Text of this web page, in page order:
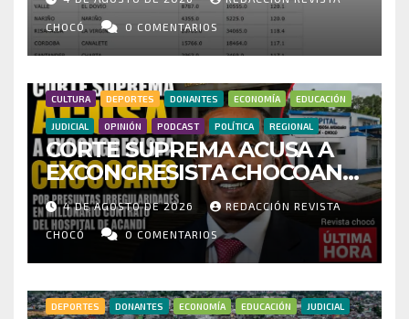
CENSO ELECTORAL Y PIDE
INVESTIGAR PRESUNTO
FRAUDE
CHOCÓ 0 COMENTARIOS
CULTURA DEPORTES DONANTES ECONOMÍA EDUCACIÓN
JUDICIAL OPINIÓN PODCAST POLÍTICA REGIONAL
CORTE SUPREMA ACUSA A
EXCONGRESISTA CHOCOANO
POR PRESUNTAS
IRREGULARIDADES EN
MILLONARIO CONTRATO DEL
HOSPITAL DE ACANDÍ
4 DE AGOSTO DE 2026 REDACCIÓN REVISTA
CHOCÓ 0 COMENTARIOS
DEPORTES DONANTES ECONOMÍA EDUCACIÓN JUDICIAL